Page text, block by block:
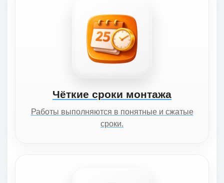
Чёткие сроки монтажа
Работы выполняются в понятные и сжатые
сроки.